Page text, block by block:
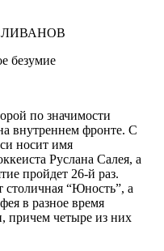
безумие
по значимости
внутреннем фронте. C
носит имя
Руслана Салея, а
пройдет 26-й раз.
столичная “Юность”, а
в разное время
причем четыре из них